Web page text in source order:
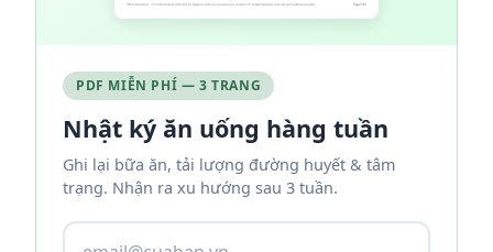
PDF MIỄN PHÍ — 3 TRANG
Nhật ký ăn uống hàng tuần
Ghi lại bữa ăn, tải lượng đường huyết & tâm
trạng. Nhận ra xu hướng sau 3 tuần.